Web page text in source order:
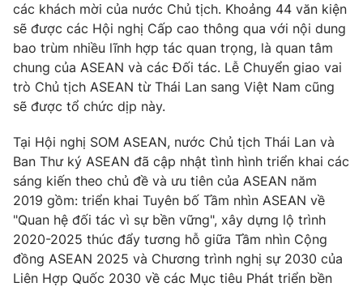
Video Shorts video
VTV Money VTV Thể thao
Thị trường 24h Tấm lòng Việt
VTV4 Vươn mình bằng AI
VTV9 VTV8
các khách mời của nước Chủ tịch. Khoảng 44 văn kiện
sẽ được các Hội nghị Cấp cao thông qua với nội dung
bao trùm nhiều lĩnh hợp tác quan trọng, là quan tâm
chung của ASEAN và các Đối tác. Lễ Chuyển giao vai
trò Chủ tịch ASEAN từ Thái Lan sang Việt Nam cũng
sẽ được tổ chức dịp này.
Tại Hội nghị SOM ASEAN, nước Chủ tịch Thái Lan và
Ban Thư ký ASEAN đã cập nhật tình hình triển khai các
sáng kiến theo chủ đề và ưu tiên của ASEAN năm
2019 gồm: triển khai Tuyên bố Tầm nhìn ASEAN về
"Quan hệ đối tác vì sự bền vững", xây dựng lộ trình
2020-2025 thúc đẩy tương hỗ giữa Tầm nhìn Cộng
đồng ASEAN 2025 và Chương trình nghị sự 2030 của
Liên Hợp Quốc 2030 về các Mục tiêu Phát triển bền